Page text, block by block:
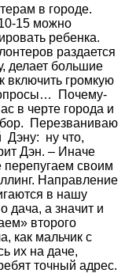
в городе.
15 можно
ребенка.
раздается
делает большие
включить громкую
Почему-
в черте города и
Перезваниваю
Дэну: ну что,
Дэн. – Иначе
перепугаем своим
Направление
в нашу
дача, а значит и
второго
как мальчик с
их на даче,
точный адрес.